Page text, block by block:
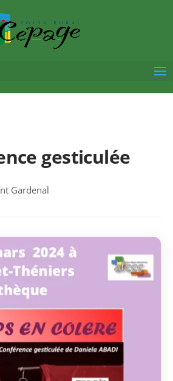
gesticulée
Gardenal